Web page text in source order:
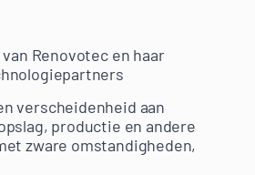
Renovotec en haar
verscheidenheid aan
productie en andere
zware omstandigheden,